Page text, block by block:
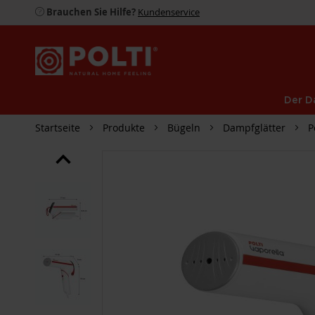
Brauchen Sie Hilfe? Kundenservice
Der
Startseite Produkte Bügeln Dampfglätter
ZUM
BILDGALERIE
SPRINGEN